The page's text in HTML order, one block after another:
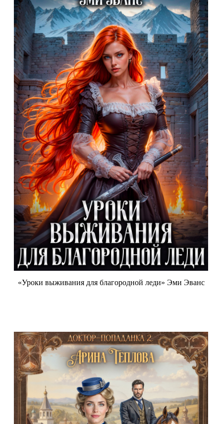
«Уроки выживания для благородной леди» Эми Эванс